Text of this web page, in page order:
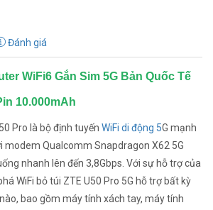
Đánh giá
WiFi6 Gắn Sim 5G Bản Quốc Tế
10.000mAh
Pro là bộ định tuyến WiFi di động 5G mạnh
modem Qualcomm Snapdragon X62 5G
nhanh lên đến 3,8Gbps. Với sự hỗ trợ của
WiFi bỏ túi ZTE U50 Pro 5G hỗ trợ bất kỳ
bao gồm máy tính xách tay, máy tính